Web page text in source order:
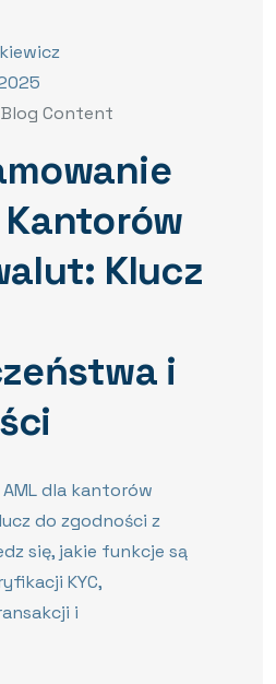
Blog Content
Kantorów
Klucz
i
dla kantorów
do zgodności z
się, jakie funkcje są
KYC,
i